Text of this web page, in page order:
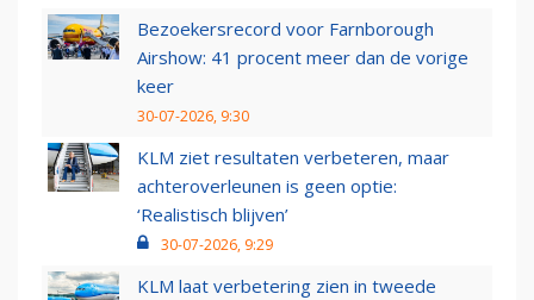
Bezoekersrecord voor Farnborough
Airshow: 41 procent meer dan de vorige
keer
30-07-2026, 9:30
KLM ziet resultaten verbeteren, maar
achteroverleunen is geen optie:
‘Realistisch blijven’
30-07-2026, 9:29
KLM laat verbetering zien in tweede